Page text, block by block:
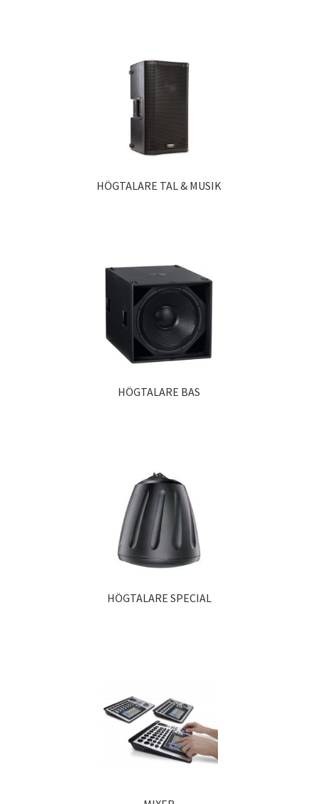
HÖGTALARE TAL & MUSIK
HÖGTALARE BAS
HÖGTALARE SPECIAL